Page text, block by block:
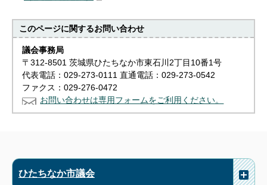
このページに関するお問い合わせ
議会事務局
〒312-8501 茨城県ひたちなか市東石川2丁目10番1号
代表電話：029-273-0111 直通電話：029-273-0542
ファクス：029-276-0472
お問い合わせは専用フォームをご利用ください。
ひたちなか市議会